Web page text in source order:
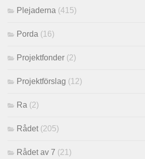
Plejaderna (415)
Porda (16)
Projektfonder (2)
Projektförslag (12)
Ra (2)
Rådet (205)
Rådet av 7 (21)